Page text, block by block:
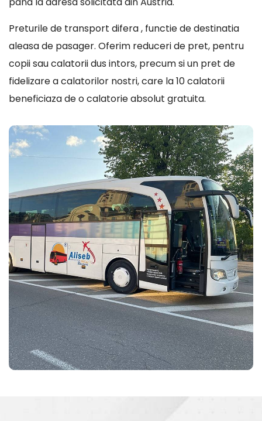
Preturile de transport difera , functie de destinatia
aleasa de pasager. Oferim reduceri de pret, pentru
copii sau calatorii dus intors, precum si un pret de
fidelizare a calatorilor nostri, care la 10 calatorii
beneficiaza de o calatorie absolut gratuita.